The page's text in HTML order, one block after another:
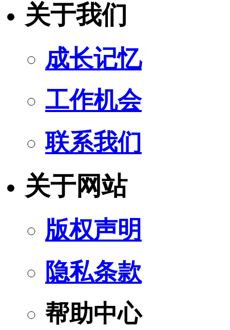
关于我们
成长记忆
工作机会
联系我们
关于网站
版权声明
隐私条款
帮助中心